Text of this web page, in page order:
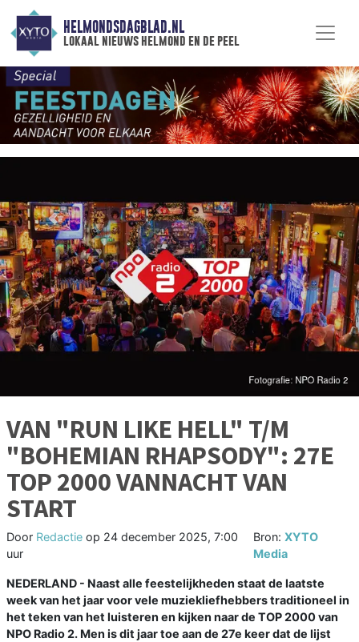
HELMONDSDAGBLAD.NL
lokaal nieuws helmond en de peel
VAN "RUN LIKE HELL" T/M
"BOHEMIAN RHAPSODY": 27E
TOP 2000 VANNACHT VAN
START
Door Redactie op 24 december 2025, 7:00
uur
Bron: XYTO
Media
NEDERLAND - Naast alle feestelijkheden staat de laatste
week van het jaar voor vele muziekliefhebbers traditioneel in
het teken van het luisteren en kijken naar de TOP 2000 van
NPO Radio 2. Men is dit jaar toe aan de 27e keer dat de lijst